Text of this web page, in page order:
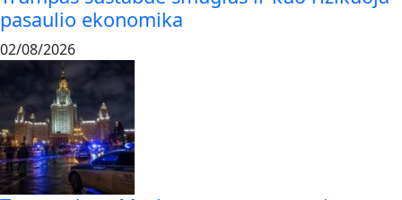
pasaulio ekonomika
02/08/2026